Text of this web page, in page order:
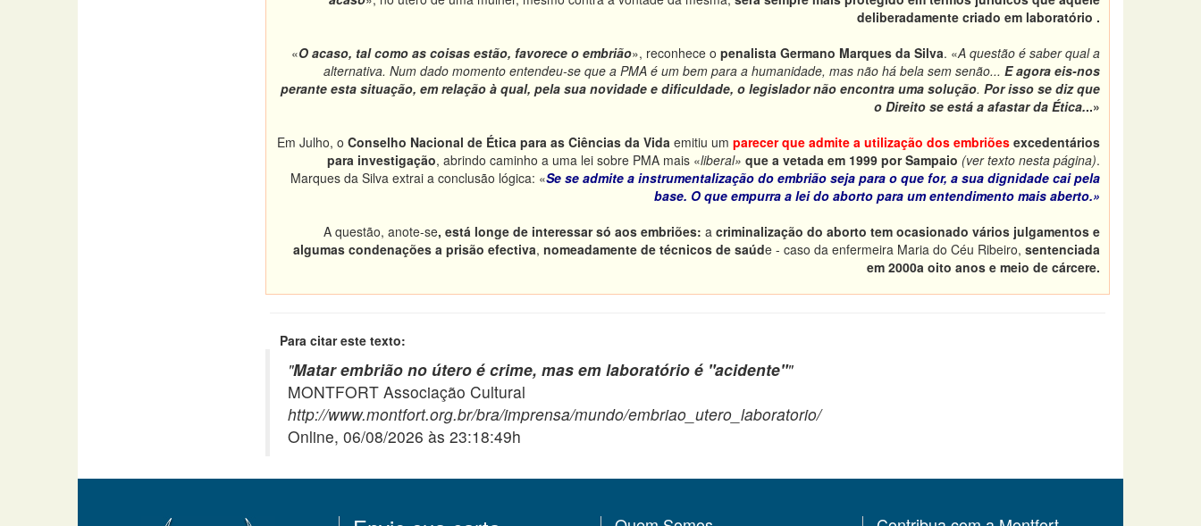
deliberadamente criado em laboratório .
«O acaso, tal como as coisas estão, favorece o embrião», reconhece o penalista Germano Marques da Silva. «A questão é saber qual a
alternativa. Num dado momento entendeu-se que a PMA é um bem para a humanidade, mas não há bela sem senão... E agora eis-nos
perante esta situação, em relação à qual, pela sua novidade e dificuldade, o legislador não encontra uma solução. Por isso se diz que
o Direito se está a afastar da Ética...»
Em Julho, o Conselho Nacional de Ética para as Ciências da Vida emitiu um parecer que admite a utilização dos embriões excedentários
para investigação, abrindo caminho a uma lei sobre PMA mais «liberal» que a vetada em 1999 por Sampaio (ver texto nesta página).
Marques da Silva extrai a conclusão lógica: «Se se admite a instrumentalização do embrião seja para o que for, a sua dignidade cai pela
base. O que empurra a lei do aborto para um entendimento mais aberto.»
A questão, anote-se, está longe de interessar só aos embriões: a criminalização do aborto tem ocasionado vários julgamentos e
algumas condenações a prisão efectiva, nomeadamente de técnicos de saúde - caso da enfermeira Maria do Céu Ribeiro, sentenciada
em 2000a oito anos e meio de cárcere.
Para citar este texto:
"Matar embrião no útero é crime, mas em laboratório é "acidente""
MONTFORT Associação Cultural
http://www.montfort.org.br/bra/imprensa/mundo/embriao_utero_laboratorio/
Online, 06/08/2026 às 23:18:49h